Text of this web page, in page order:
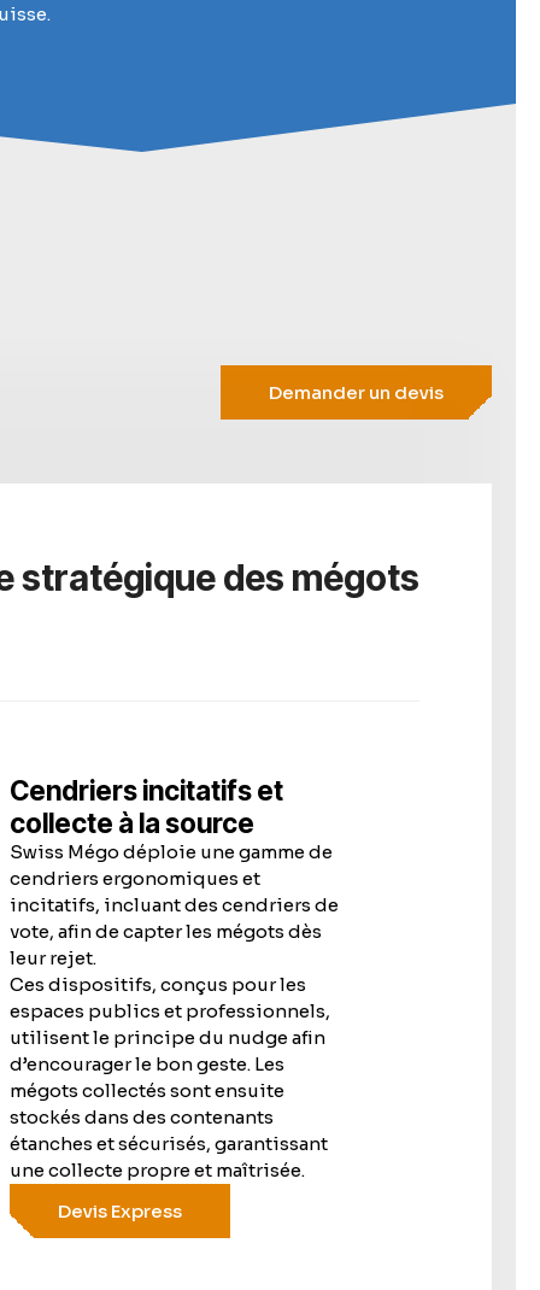
Demander un devis
stratégique des mégots
Cendriers incitatifs et
collecte à la source
Swiss Mégo déploie une gamme de
cendriers ergonomiques et
incitatifs, incluant des cendriers de
vote, afin de capter les mégots dès
leur rejet.
Ces dispositifs, conçus pour les
espaces publics et professionnels,
utilisent le principe du nudge afin
d’encourager le bon geste. Les
mégots collectés sont ensuite
stockés dans des contenants
étanches et sécurisés, garantissant
une collecte propre et maîtrisée.
Devis Express